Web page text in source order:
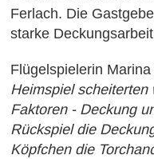
Ferlach. Die
starke
Flügelspielerin
Heimspiel
Faktoren - Deckung
Rückspiel die
Köpfchen die